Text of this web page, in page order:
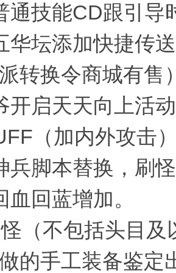
通技能CD跟引导
华坛添加快捷传
转换令商城有售
开启天天向上活
（加内外攻击
兵脚本替换，刷
回蓝增加。
（不包括头目
的手工装备鉴定